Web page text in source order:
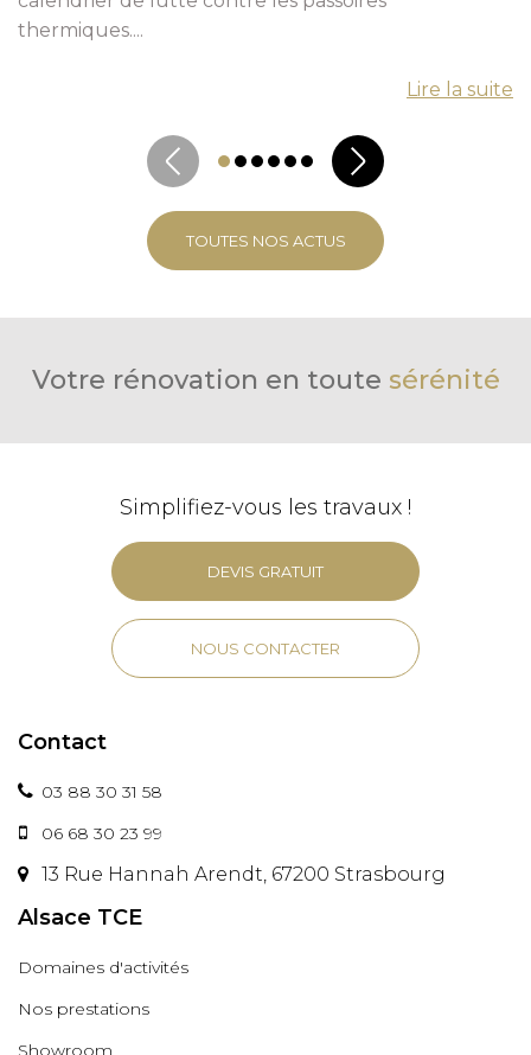
thermiques....
Lire la suite
TOUTES NOS ACTUS
Votre rénovation en toute sérénité
Simplifiez-vous les travaux !
DEVIS GRATUIT
NOUS CONTACTER
Contact
03 88 30 31 58
06 68 30 23 99
13 Rue Hannah Arendt, 67200 Strasbourg
Alsace TCE
Domaines d'activités
Nos prestations
Showroom